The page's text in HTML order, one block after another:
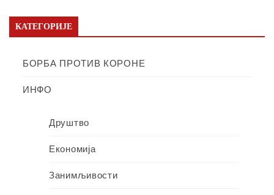
КАТЕГОРИЈЕ
БОРБА ПРОТИВ КОРОНЕ
ИНФО
Друштво
Економија
Занимљивости